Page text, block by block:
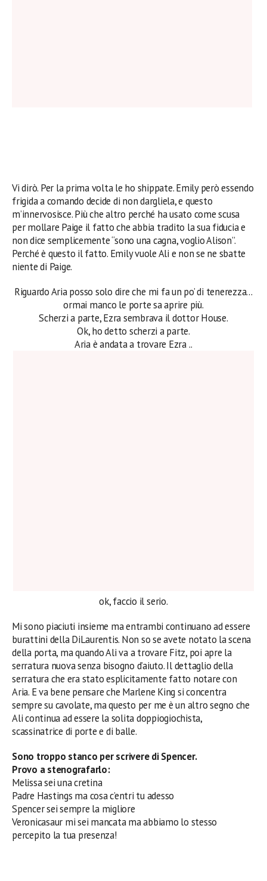
Vi dirò. Per la prima volta le ho shippate. Emily però essendo
frigida a comando decide di non dargliela, e questo
m’innervosisce. Più che altro perché ha usato come scusa
per mollare Paige il fatto che abbia tradito la sua fiducia e
non dice semplicemente “sono una cagna, voglio Alison”.
Perché è questo il fatto. Emily vuole Ali e non se ne sbatte
niente di Paige.
Riguardo Aria posso solo dire che mi fa un po’ di tenerezza…
ormai manco le porte sa aprire più.
Scherzi a parte, Ezra sembrava il dottor House.
Ok, ho detto scherzi a parte.
Aria è andata a trovare Ezra ..
ok, faccio il serio.
Mi sono piaciuti insieme ma entrambi continuano ad essere
burattini della DiLaurentis. Non so se avete notato la scena
della porta, ma quando Ali va a trovare Fitz, poi apre la
serratura nuova senza bisogno d’aiuto. Il dettaglio della
serratura che era stato esplicitamente fatto notare con
Aria. E va bene pensare che Marlene King si concentra
sempre su cavolate, ma questo per me è un altro segno che
Ali continua ad essere la solita doppiogiochista,
scassinatrice di porte e di balle.
Sono troppo stanco per scrivere di Spencer.
Provo a stenografarlo:
Melissa sei una cretina
Padre Hastings ma cosa c’entri tu adesso
Spencer sei sempre la migliore
Veronicasaur mi sei mancata ma abbiamo lo stesso
percepito la tua presenza!